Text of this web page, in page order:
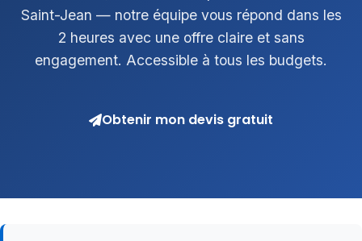
Saint-Jean — notre équipe vous répond dans les
2 heures avec une offre claire et sans
engagement. Accessible à tous les budgets.
Obtenir mon devis gratuit